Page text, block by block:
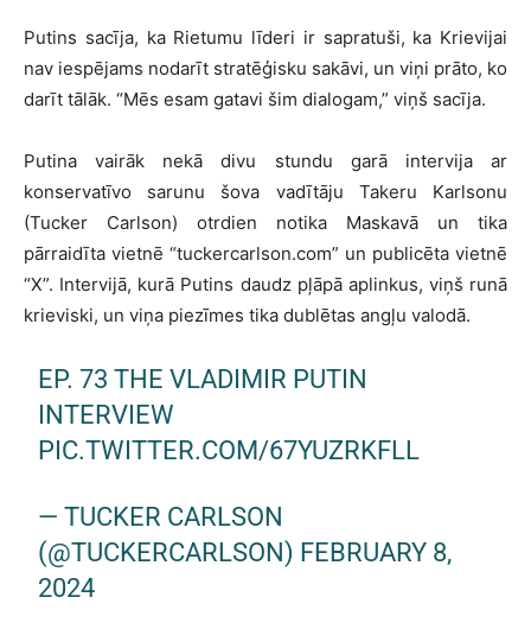
Putins sacīja, ka Rietumu līderi ir sapratuši, ka Krievijai
nav iespējams nodarīt stratēģisku sakāvi, un viņi prāto, ko
darīt tālāk. “Mēs esam gatavi šim dialogam,” viņš sacīja.
Putina vairāk nekā divu stundu garā intervija ar
konservatīvo sarunu šova vadītāju Takeru Karlsonu
(Tucker Carlson) otrdien notika Maskavā un tika
pārraidīta vietnē “tuckercarlson.com” un publicēta vietnē
“X”. Intervijā, kurā Putins daudz pļāpā aplinkus, viņš runā
krieviski, un viņa piezīmes tika dublētas angļu valodā.
EP. 73 THE VLADIMIR PUTIN
INTERVIEW
PIC.TWITTER.COM/67YUZRKFLL
— TUCKER CARLSON
(@TUCKERCARLSON) FEBRUARY 8,
2024